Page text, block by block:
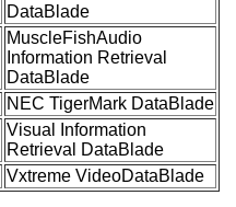
DataBlade
MuscleFishAudio
Information Retrieval
DataBlade
NEC TigerMark DataBlade
Visual Information
Retrieval DataBlade
Vxtreme VideoDataBlade